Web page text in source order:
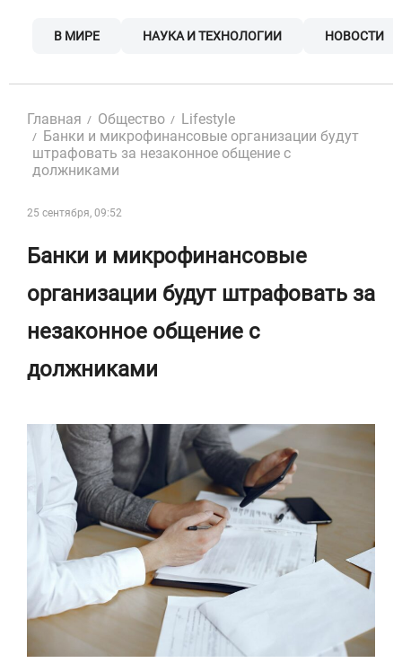
В МИРЕ НАУКА И ТЕХНОЛОГИИ НОВОСТИ
Главная Общество
Lifestyle
Банки и микрофинансовые организации будут
штрафовать за незаконное общение с
должниками
25 сентября, 09:52
Банки и микрофинансовые
организации будут штрафовать за
незаконное общение с
должниками